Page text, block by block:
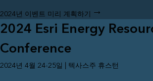
2024년 이벤트 미리 계획하기
2024 Esri Energy
Conference
2024년 4월 24-25일 | 텍사스주 휴스턴